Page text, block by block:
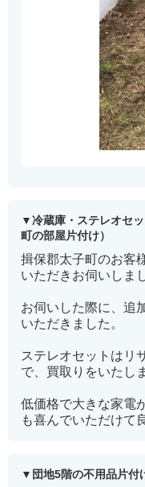
冷蔵庫・ステレオセ
町の部屋片付け）
揖保郡太子町のお客
いただきお伺いしま
お伺いした際に、追
いただきました。
ステレオセットはリ
で、買取りをいたし
低価格で大きな家電
も喜んでいただけて
団地5階の不用品片付